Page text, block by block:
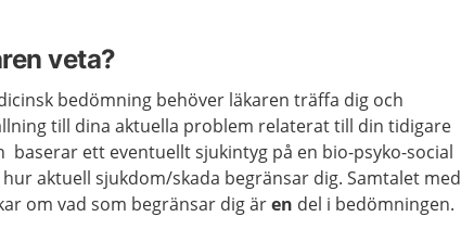
veta?
bedömning behöver läkaren träffa dig och
till dina aktuella problem relaterat till din tidigare
baserar ett eventuellt sjukintyg på en bio-psyko-social
aktuell sjukdom/skada begränsar dig. Samtalet med
om vad som begränsar dig ären del i bedömningen.